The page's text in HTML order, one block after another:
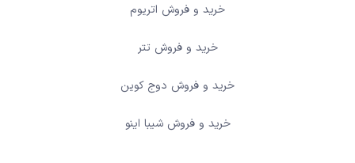
خرید و فروش اتریوم
خرید و فروش تتر
خرید و فروش دوج کوین
خرید و فروش شیبا اینو